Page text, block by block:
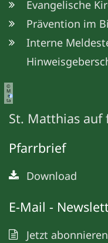
Evangelische
Prävention im
Interne
©
M
e
ta
St. Matthias auf
Pfarrbrief
Download
E-Mail -
Jetzt abonnieren